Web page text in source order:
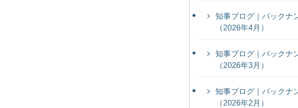
知事ブログ｜バックナ
（2026年4月）
知事ブログ｜バックナ
（2026年3月）
知事ブログ｜バックナ
（2026年2月）